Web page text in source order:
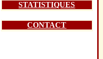
STATISTIQUES
CONTACT